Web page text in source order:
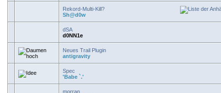
Rekord-Multi-Kill?
Sh@d0w
dSA
d0NN1e
Neues Trail Plugin
antigravity
Spec
'Babe `.'
morran